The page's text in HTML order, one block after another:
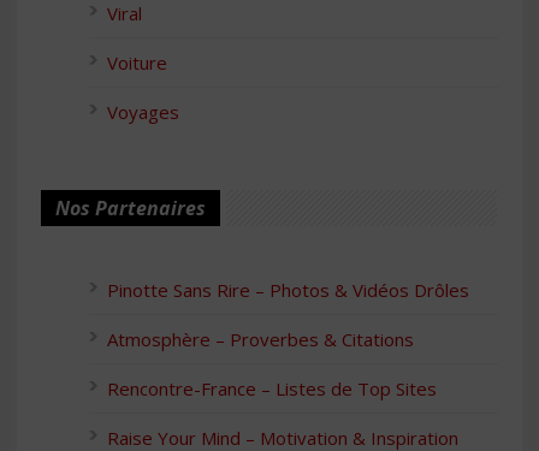
Viral
Voiture
Voyages
Nos Partenaires
Pinotte Sans Rire – Photos & Vidéos Drôles
Atmosphère – Proverbes & Citations
Rencontre-France – Listes de Top Sites
Raise Your Mind – Motivation & Inspiration